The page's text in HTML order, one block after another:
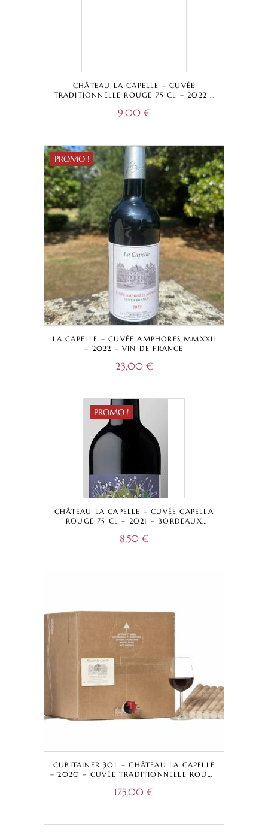
CHÂTEAU LA CAPELLE – CUVÉE
TRADITIONNELLE ROUGE 75 CL – 2022 –
9,00 €
PROMO !
LA CAPELLE – CUVÉE AMPHORES MMXXII
– 2022 – VIN DE FRANCE
23,00 €
PROMO !
CHÂTEAU LA CAPELLE – CUVÉE CAPELLA
ROUGE 75 CL – 2021 – BORDEAUX
8,50 €
CUBITAINER 30L – CHÂTEAU LA CAPELLE
– 2020 – CUVÉE TRADITIONNELLE ROUGE
175,00 €